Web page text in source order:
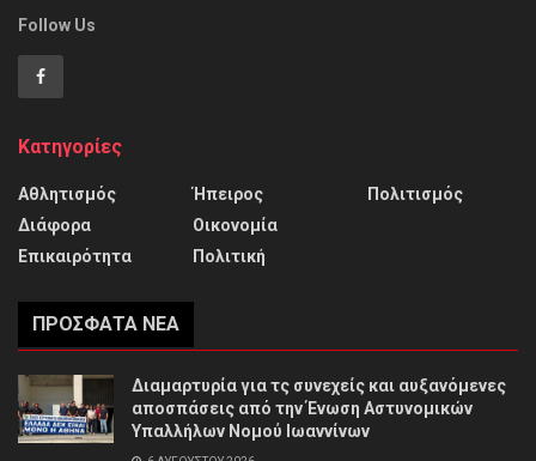
Follow Us
Κατηγορίες
Αθλητισμός
Διάφορα
Επικαιρότητα
Ήπειρος
Οικονομία
Πολιτική
Πολιτισμός
ΠΡΌΣΦΑΤΑ ΝΈΑ
Διαμαρτυρία για τς συνεχείς και αυξανόμενες
αποσπάσεις από την Ένωση Αστυνομικών
Υπαλλήλων Νομού Ιωαννίνων